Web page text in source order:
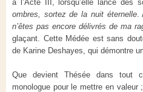
à l’Acte III, lorsqu’elle lance des
ombres, sortez de la nuit éternelle.
n’êtes pas encore délivrés de ma
glaçant. Cette Médée est sans
de Karine Deshayes, qui démontre
Que devient Thésée dans
monologue pour le mettre en